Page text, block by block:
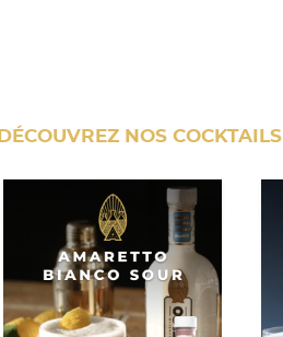
DÉCOUVREZ NOS COCKTAILS